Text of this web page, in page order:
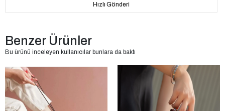
Hızlı Gönderi
Benzer Ürünler
Bu ürünü inceleyen kullanıcılar bunlara da baktı